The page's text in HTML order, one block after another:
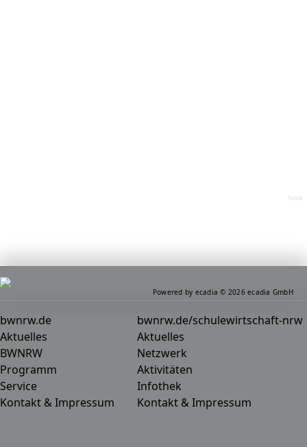
home
bwnrw.de
Aktuelles
BWNRW
Programm
Service
Kontakt & Impressum
bwnrw.de/schulewirtschaft-nrw
Aktuelles
Netzwerk
Aktivitäten
Infothek
Kontakt & Impressum
Powered by ecadia © 2026 ecadia GmbH